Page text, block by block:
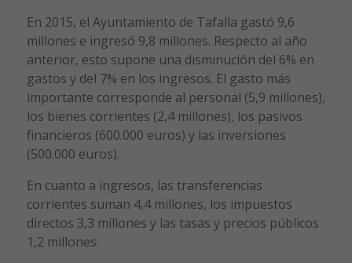
En 2015, el Ayuntamiento de Tafalla gastó 9,6
millones e ingresó 9,8 millones. Respecto al año
anterior, esto supone una disminución del 6% en
gastos y del 7% en los ingresos. El gasto más
importante corresponde al personal (5,9 millones),
los bienes corrientes (2,4 millones), los pasivos
financieros (600.000 euros) y las inversiones
(500.000 euros).
En cuanto a ingresos, las transferencias
corrientes suman 4,4 millones, los impuestos
directos 3,3 millones y las tasas y precios públicos
1,2 millones.